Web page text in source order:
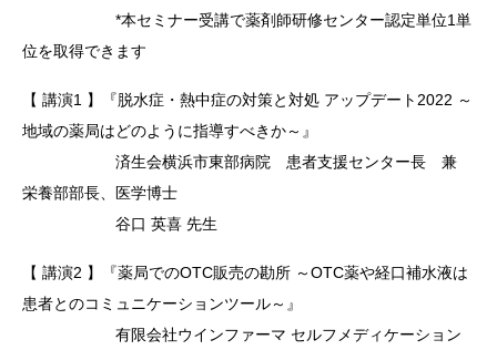
*本セミナー受講で薬剤師研修センター認定単位1単
位を取得できます
【 講演1 】『脱水症・熱中症の対策と対処 アップデート2022 ～
地域の薬局はどのように指導すべきか～』
済生会横浜市東部病院 患者支援センター長 兼
栄養部部長、医学博士
谷口 英喜 先生
【 講演2 】『薬局でのOTC販売の勘所 ～OTC薬や経口補水液は
患者とのコミュニケーションツール～』
有限会社ウインファーマ セルフメディケーション